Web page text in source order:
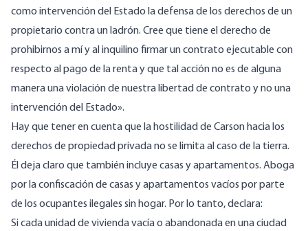
como intervención del Estado la defensa de los derechos de un
propietario contra un ladrón. Cree que tiene el derecho de
prohibirnos a mí y al inquilino firmar un contrato ejecutable con
respecto al pago de la renta y que tal acción no es de alguna
manera una violación de nuestra libertad de contrato y no una
intervención del Estado».
Hay que tener en cuenta que la hostilidad de Carson hacia los
derechos de propiedad privada no se limita al caso de la tierra.
Él deja claro que también incluye casas y apartamentos. Aboga
por la confiscación de casas y apartamentos vacíos por parte
de los ocupantes ilegales sin hogar. Por lo tanto, declara:
Si cada unidad de vivienda vacía o abandonada en una ciudad